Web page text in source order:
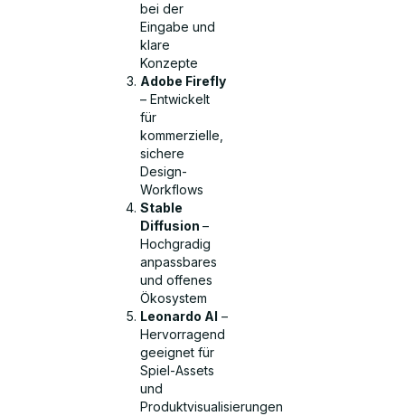
bei der
Eingabe und
klare
Konzepte
Adobe Firefly
– Entwickelt
für
kommerzielle,
sichere
Design-
Workflows
Stable
Diffusion–
Hochgradig
anpassbares
und offenes
Ökosystem
Leonardo AI –
Hervorragend
geeignet für
Spiel-Assets
und
Produktvisualisierungen